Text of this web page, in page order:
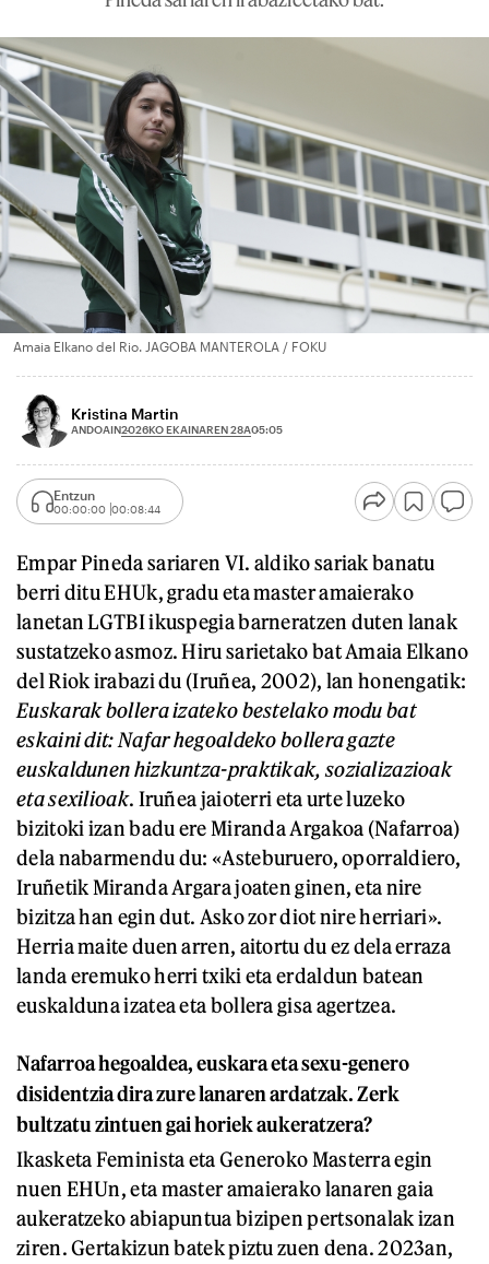
Amaia Elkano del Rio. JAGOBA MANTEROLA / FOKU
Kristina Martin
ANDOAIN2026KO EKAINAREN 28A05:05
Entzun
00:00:00 00:08:44
Empar Pineda sariaren VI. aldiko sariak banatu
berri ditu EHUk, gradu eta master amaierako
lanetan LGTBI ikuspegia barneratzen duten lanak
sustatzeko asmoz. Hiru sarietako bat Amaia Elkano
del Riok irabazi du (Iruñea, 2002), lan honengatik:
Euskarak bollera izateko bestelako modu bat
eskaini dit: Nafar hegoaldeko bollera gazte
euskaldunen hizkuntza-praktikak, sozializazioak
eta sexilioak. Iruñea jaioterri eta urte luzeko
bizitoki izan badu ere Miranda Argakoa (Nafarroa)
dela nabarmendu du: «Asteburuero, oporraldiero,
Iruñetik Miranda Argara joaten ginen, eta nire
bizitza han egin dut. Asko zor diot nire herriari».
Herria maite duen arren, aitortu du ez dela erraza
landa eremuko herri txiki eta erdaldun batean
euskalduna izatea eta bollera gisa agertzea.
Nafarroa hegoaldea, euskara eta sexu-genero
disidentzia dira zure lanaren ardatzak. Zerk
bultzatu zintuen gai horiek aukeratzera?
Ikasketa Feminista eta Generoko Masterra egin
nuen EHUn, eta master amaierako lanaren gaia
aukeratzeko abiapuntua bizipen pertsonalak izan
ziren. Gertakizun batek piztu zuen dena. 2023an,